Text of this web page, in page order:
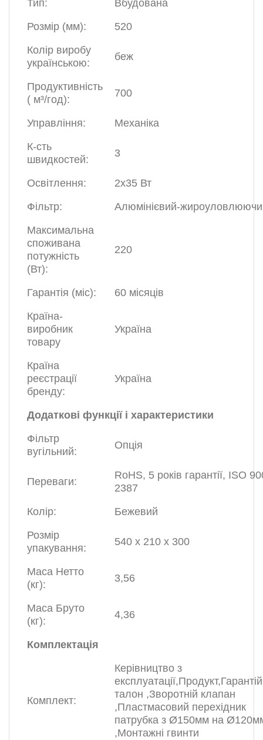
Тип:
Вбудована
Розмір (мм):
520
Колір виробу
українською:
беж
Продуктивність
( м³/год):
700
Управління:
Механіка
К-сть
швидкостей:
3
Освітлення:
2х35 Вт
Фільтр:
Алюмінієвий-
Максимальна
споживана
потужність
(Вт):
220
Гарантія (міс):
60 місяців
Країна-
виробник
товару
Україна
Країна
реєстрації
бренду:
Україна
Додаткові функції і характеристики
Фільтр
вугільний:
Опція
Переваги:
RoHS, 5 років гарантії, ISO
2387
Колір:
Бежевий
Розмір
упакування:
540 х 210 х 300
Маса Нетто
(кг):
3,56
Маса Бруто
(кг):
4,36
Комплектація
Комплект:
Керівництво з
талон ,Зворотній клапан
,Пластмасовий перехідник
патрубка з Ø150мм на
,Монтажні гвинти